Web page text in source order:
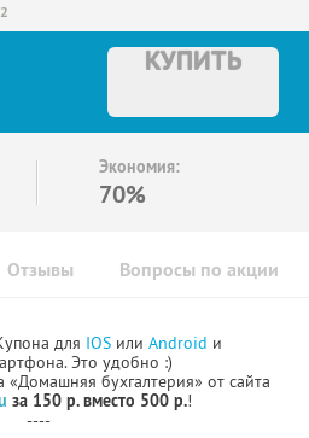
КУПИТЬ
Экономия:
70%
Отзывы Вопросы по акции
для IOS или Android и
Это удобно :)
бухгалтерия» от сайта
за 150 р. вместо 500 р.!
----